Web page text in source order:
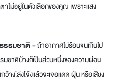
ไม่อยู่ในตัวเลือกของคุณ เพราะแสง
รรมชาติ –ถ้าอากาศไม่ร้อนจนเกินไป
มชาติบ้างก็เป็นส่วนหนึ่งของความผ่อน
างโล่งโจ้งแล้วจะเจอแดด ฝุ่น หรือเสียง